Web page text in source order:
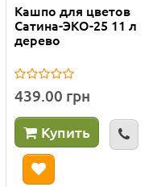
Кашпо для цветов
Сатина-ЭКО-25 11 л
дерево
439.00 грн
Купить